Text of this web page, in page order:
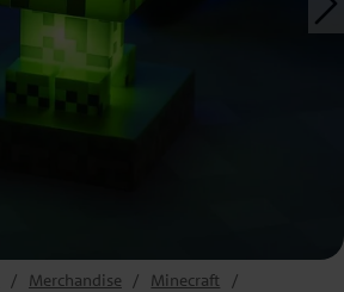
Merchandise
Minecraft